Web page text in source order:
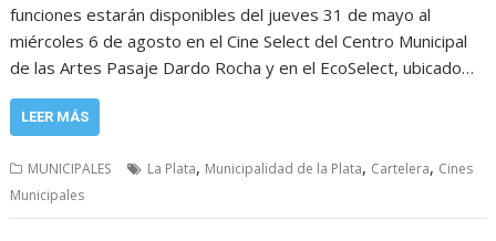
funciones estarán disponibles del jueves 31 de mayo al
miércoles 6 de agosto en el Cine Select del Centro Municipal
de las Artes Pasaje Dardo Rocha y en el EcoSelect, ubicado…
LEER MÁS
MUNICIPALES La Plata, Municipalidad de la Plata, Cartelera, Cines
Municipales